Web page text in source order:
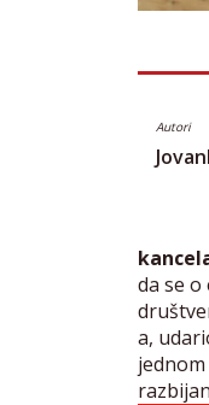
Autori
da se
a,